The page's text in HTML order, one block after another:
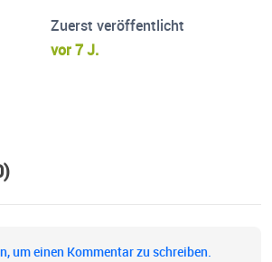
Zuerst veröffentlicht
vor 7 J.
um einen Kommentar zu schreiben.